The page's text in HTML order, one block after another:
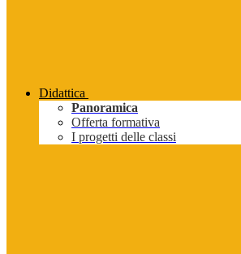
Didattica
Panoramica
Offerta formativa
I progetti delle classi